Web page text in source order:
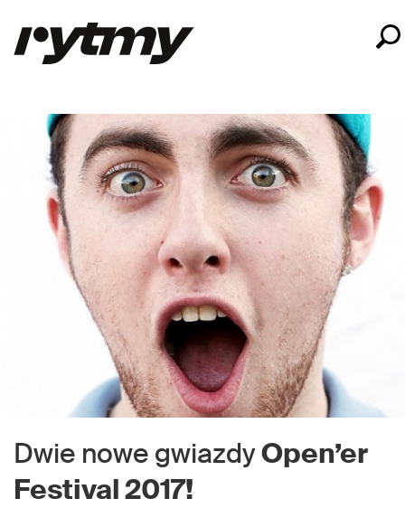
Dwie nowe gwiazdyOpen’er
Festival 2017!